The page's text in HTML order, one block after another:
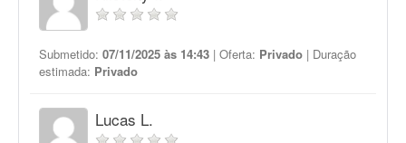
Submetido: 07/11/2025 às 14:43 | Oferta: Privado | Duração
estimada: Privado
Lucas L.